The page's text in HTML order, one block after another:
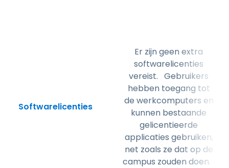
Softwarelicenties
Er zijn geen extra
softwarelicenties
vereist. Gebruikers
hebben toegang tot
de werkcomputers en
kunnen bestaande
gelicentieerde
applicaties gebruiken,
net zoals ze dat op de
campus zouden doen.